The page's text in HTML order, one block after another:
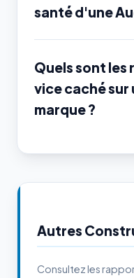
santé d'une
Quels sont les
vice caché sur
marque ?
Autres
Consultez les